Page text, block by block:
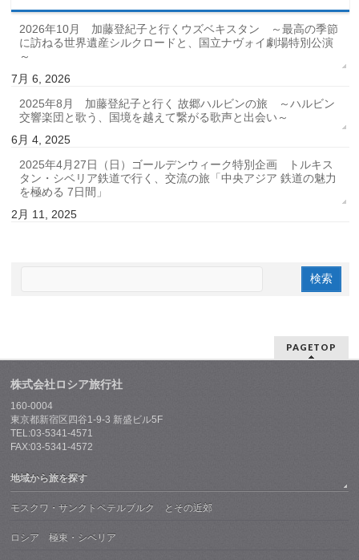
2026年10月 加藤登紀子と行くウズベキスタン ～最高の季節
に訪ねる世界遺産シルクロードと、国立ナヴォイ劇場特別公演
～
7月 6, 2026
2025年8月 加藤登紀子と行く 故郷ハルビンの旅 ～ハルビン
交響楽団と歌う、国境を越えて繋がる歌声と出会い～
6月 4, 2025
2025年4月27日（日）ゴールデンウィーク特別企画 トルキス
タン・シベリア鉄道で行く、交流の旅「中央アジア 鉄道の魅力
を極める 7日間」
2月 11, 2025
PAGETOP
株式会社ロシア旅行社
160-0004
東京都新宿区四谷1-9-3 新盛ビル5F
TEL:03-5341-4571
FAX:03-5341-4572
地域から旅を探す
モスクワ・サンクトペテルブルク とその近郊
ロシア 極東・シベリア